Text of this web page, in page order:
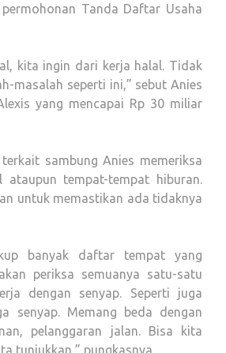
Tanda Daftar Usaha
kita ingin dari kerja halal. Tidak
masalah seperti ini,” sebut Anies
yang mencapai Rp 30 miliar
sambung Anies memeriksa
tempat-tempat hiburan.
untuk memastikan ada tidaknya
banyak daftar tempat yang
periksa semuanya satu-satu
dengan senyap. Seperti juga
senyap. Memang beda dengan
pelanggaran jalan. Bisa kita
tunjukkan,” pungkasnya.